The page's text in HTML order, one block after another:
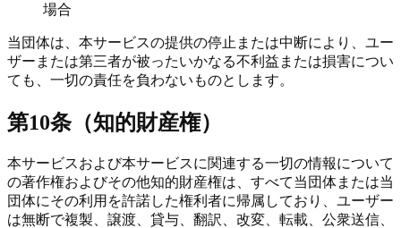
場合
当団体は、本サービスの提供の停止または中断により、ユー
ザーまたは第三者が被ったいかなる不利益または損害につい
ても、一切の責任を負わないものとします。
第10条（知的財産権）
本サービスおよび本サービスに関連する一切の情報について
の著作権およびその他知的財産権は、すべて当団体または当
団体にその利用を許諾した権利者に帰属しており、ユーザー
は無断で複製、譲渡、貸与、翻訳、改変、転載、公衆送信、